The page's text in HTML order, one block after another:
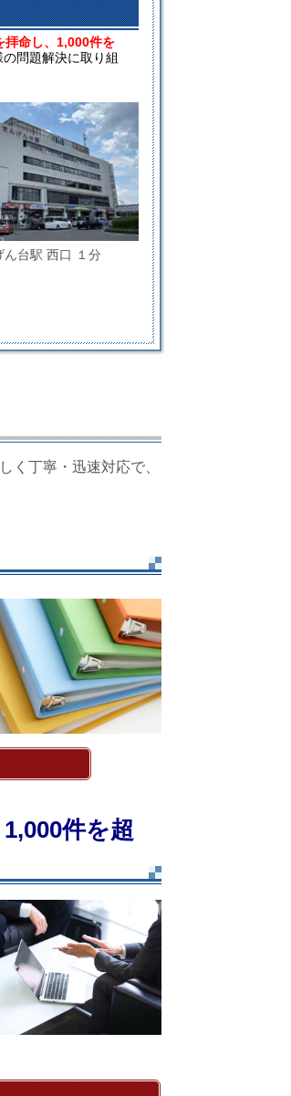
拝命し、1,000件を
問題解決に取り組
ん台駅 西口 １分
く丁寧・迅速対応で、
件を超